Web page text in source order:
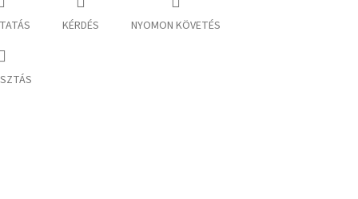
KÉRDÉS NYOMON KÖVETÉS